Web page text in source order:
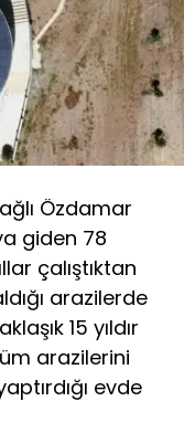
Özdamar
giden 78
çalıştıktan
arazilerde
15 yıldır
arazilerini
evde